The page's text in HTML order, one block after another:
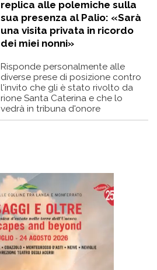
replica alle polemiche sulla
sua presenza al Palio: «Sarà
una visita privata in ricordo
dei miei nonni»
Risponde personalmente alle
diverse prese di posizione contro
l'invito che gli è stato rivolto da
rione Santa Caterina e che lo
vedrà in tribuna d'onore